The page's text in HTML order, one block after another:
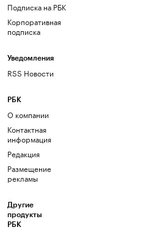
Подписка на РБК
Корпоративная
подписка
Уведомления
RSS Новости
РБК
О компании
Контактная
информация
Редакция
Размещение
рекламы
Другие
продукты
РБК